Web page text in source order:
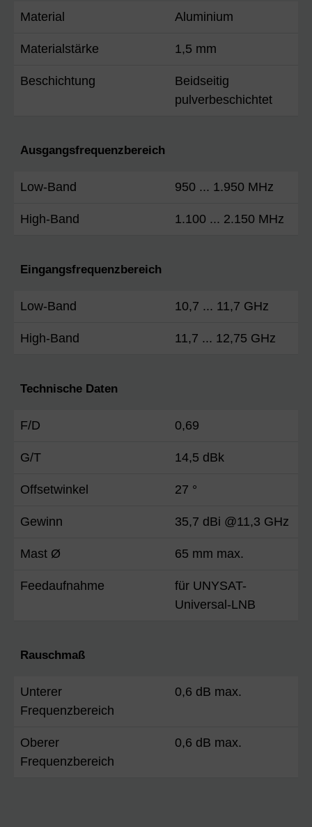
Material Aluminium
Materialstärke 1,5 mm
Beschichtung
Beidseitig
pulverbeschichtet
Ausgangsfrequenzbereich
Low-Band 950 ... 1.950 MHz
High-Band 1.100 ... 2.150 MHz
Eingangsfrequenzbereich
Low-Band 10,7 ... 11,7 GHz
High-Band 11,7 ... 12,75 GHz
Technische Daten
F/D 0,69
G/T 14,5 dBk
Offsetwinkel 27 °
Gewinn 35,7 dBi @11,3 GHz
Mast Ø 65 mm max.
Feedaufnahme
für UNYSAT-
Universal-LNB
Rauschmaß
Unterer
Frequenzbereich
0,6 dB max.
Oberer
Frequenzbereich
0,6 dB max.